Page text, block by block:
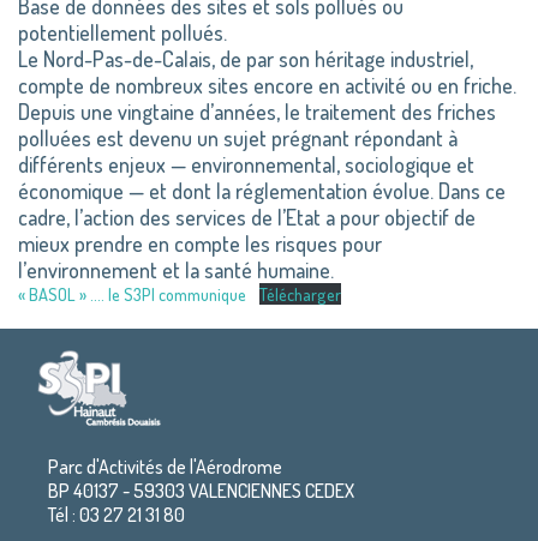
Base de données des sites et sols pollués ou
potentiellement pollués.
Le Nord-Pas-de-Calais, de par son héritage industriel,
compte de nombreux sites encore en activité ou en friche.
Depuis une vingtaine d’années, le traitement des friches
polluées est devenu un sujet prégnant répondant à
différents enjeux — environnemental, sociologique et
économique — et dont la réglementation évolue. Dans ce
cadre, l’action des services de l’Etat a pour objectif de
mieux prendre en compte les risques pour
l’environnement et la santé humaine.
« BASOL » …. le S3PI communique Télécharger
Parc d'Activités de l'Aérodrome
BP 40137 - 59303 VALENCIENNES CEDEX
Tél : 03 27 21 31 80